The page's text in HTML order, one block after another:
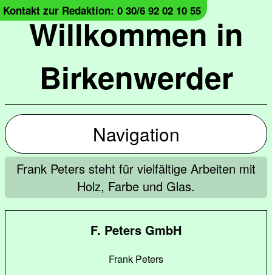
Willkommen in
Birkenwerder
Kontakt zur Redaktion: 0 30/6 92 02 10 55
Navigation
Frank Peters steht für vielfältige Arbeiten mit
Holz, Farbe und Glas.
F. Peters GmbH
Frank Peters